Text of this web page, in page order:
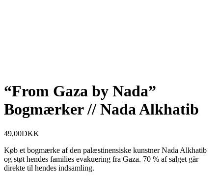
“From Gaza by Nada”
Bogmærker // Nada Alkhatib
49,00DKK
Køb et bogmærke af den palæstinensiske kunstner Nada Alkhatib
og støt hendes families evakuering fra Gaza. 70 % af salget går
direkte til hendes indsamling.